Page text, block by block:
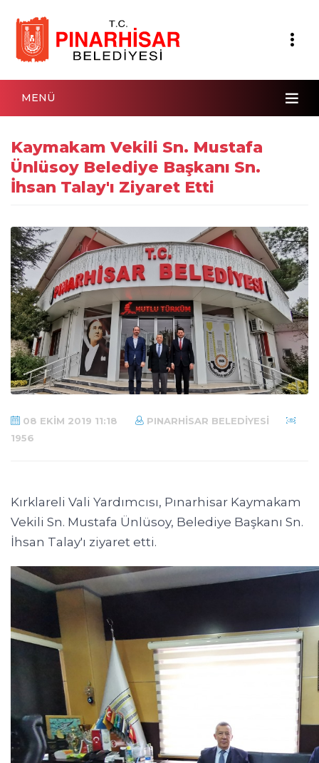
MENÜ
Kaymakam Vekili Sn. Mustafa
Ünlüsoy Belediye Başkanı Sn.
İhsan Talay'ı Ziyaret Etti
08 EKIM 2019 11:18
PINARHISAR BELEDIYESI
1956
Kırklareli Vali Yardımcısı, Pınarhisar Kaymakam
Vekili Sn. Mustafa Ünlüsoy, Belediye Başkanı Sn.
İhsan Talay'ı ziyaret etti.